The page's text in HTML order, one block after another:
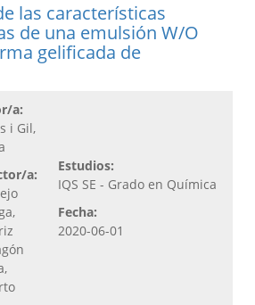
las características
de una emulsión W/O
gelificada de
a:
i Gil,
a:
Estudios:
IQS SE - Grado en Química
Fecha:
2020-06-01